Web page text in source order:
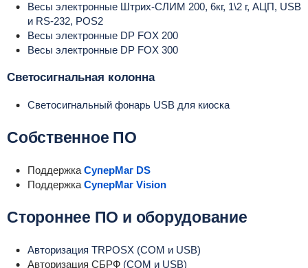
Весы электронные Штрих-СЛИМ 200, 6кг, 1\2 г, АЦП, USB
и RS-232, POS2
Весы электронные DP FOX 200
Весы электронные DP FOX 300
Светосигнальная колонна
Светосигнальный фонарь USB для киоска
Собственное ПО
Поддержка СуперМаг DS
Поддержка СуперМаг Vision
Стороннее ПО и оборудование
Авторизация TRPOSX (COM и USB)
Авторизация СБРФ (COM и USB)